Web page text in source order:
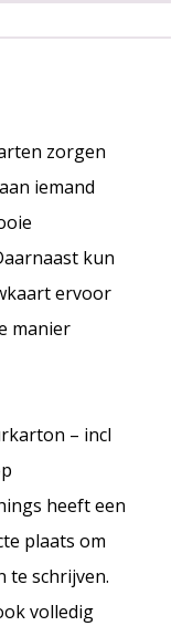
zorgen
iemand
kun
ervoor
manier
– incl
heeft een
plaats om
te schrijven.
volledig